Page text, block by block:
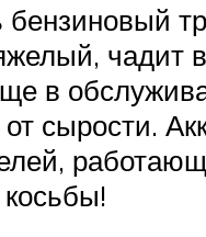
бензиновый
чадит
в
сырости.